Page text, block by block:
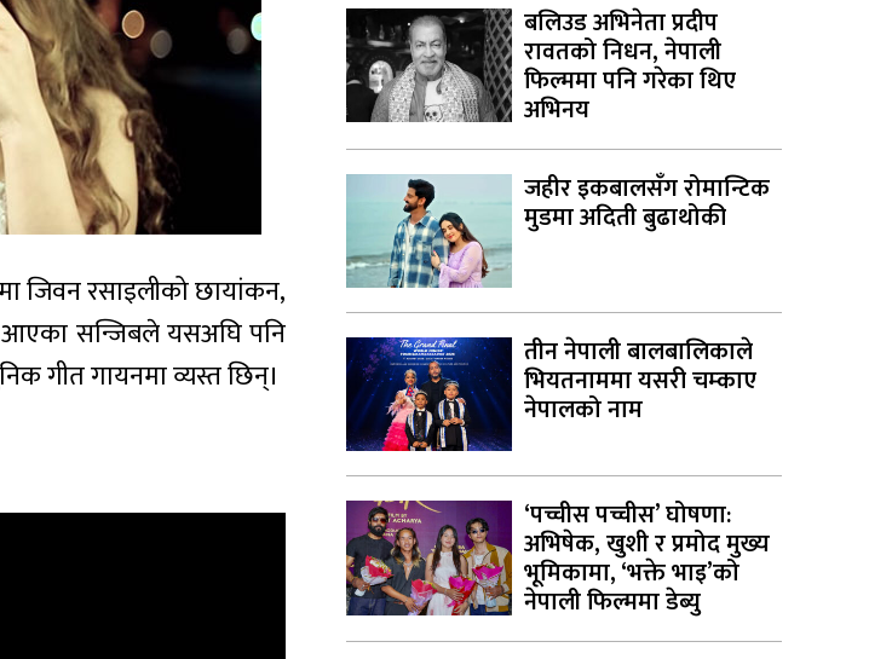
जिवन रसाइलीको छायांकन,
आएका सन्जिबले यसअघि पनि
गीत गायनमा व्यस्त छिन्।
बलिउड अभिनेता प्रदीप
रावतको निधन, नेपाली
फिल्ममा पनि गरेका थिए
अभिनय
जहीर इकबालसँग रोमान्टिक
मुडमा अदिती बुढाथोकी
तीन नेपाली बालबालिकाले
भियतनाममा यसरी चम्काए
नेपालको नाम
‘पच्चीस पच्चीस’ घोषणा:
अभिषेक, खुशी र प्रमोद मुख्य
भूमिकामा, ‘भक्ते भाइ’को
नेपाली फिल्ममा डेब्यु